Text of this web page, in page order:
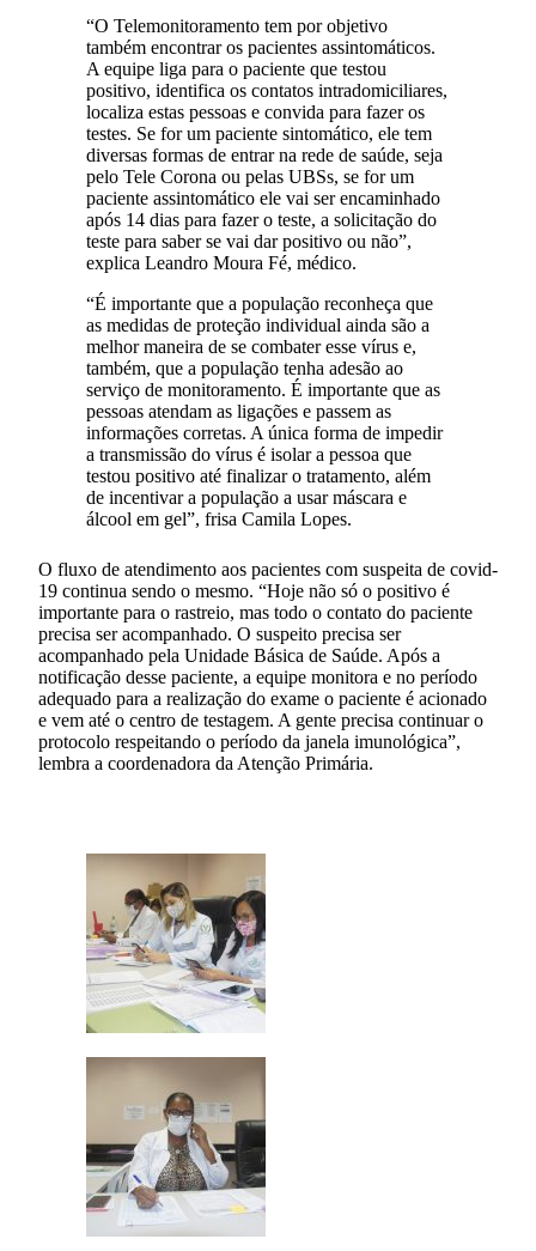
“O Telemonitoramento tem por objetivo
também encontrar os pacientes assintomáticos.
A equipe liga para o paciente que testou
positivo, identifica os contatos intradomiciliares,
localiza estas pessoas e convida para fazer os
testes. Se for um paciente sintomático, ele tem
diversas formas de entrar na rede de saúde, seja
pelo Tele Corona ou pelas UBSs, se for um
paciente assintomático ele vai ser encaminhado
após 14 dias para fazer o teste, a solicitação do
teste para saber se vai dar positivo ou não”,
explica Leandro Moura Fé, médico.
“É importante que a população reconheça que
as medidas de proteção individual ainda são a
melhor maneira de se combater esse vírus e,
também, que a população tenha adesão ao
serviço de monitoramento. É importante que as
pessoas atendam as ligações e passem as
informações corretas. A única forma de impedir
a transmissão do vírus é isolar a pessoa que
testou positivo até finalizar o tratamento, além
de incentivar a população a usar máscara e
álcool em gel”, frisa Camila Lopes.
O fluxo de atendimento aos pacientes com suspeita de covid-
19 continua sendo o mesmo. “Hoje não só o positivo é
importante para o rastreio, mas todo o contato do paciente
precisa ser acompanhado. O suspeito precisa ser
acompanhado pela Unidade Básica de Saúde. Após a
notificação desse paciente, a equipe monitora e no período
adequado para a realização do exame o paciente é acionado
e vem até o centro de testagem. A gente precisa continuar o
protocolo respeitando o período da janela imunológica”,
lembra a coordenadora da Atenção Primária.